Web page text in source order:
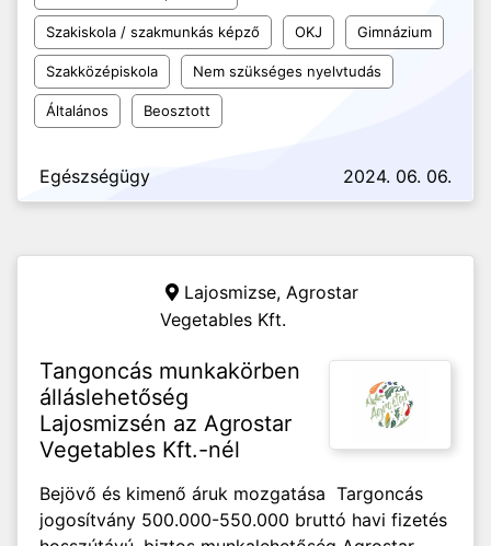
Szakiskola / szakmunkás képző OKJ Gimnázium
Szakközépiskola Nem szükséges nyelvtudás
Általános Beosztott
Egészségügy 2024. 06. 06.
Lajosmizse, Agrostar
Vegetables Kft.
Tangoncás munkakörben
álláslehetőség
Lajosmizsén az Agrostar
Vegetables Kft.-nél
Bejövő és kimenő áruk mozgatása Targoncás
jogosítvány 500.000-550.000 bruttó havi fizetés